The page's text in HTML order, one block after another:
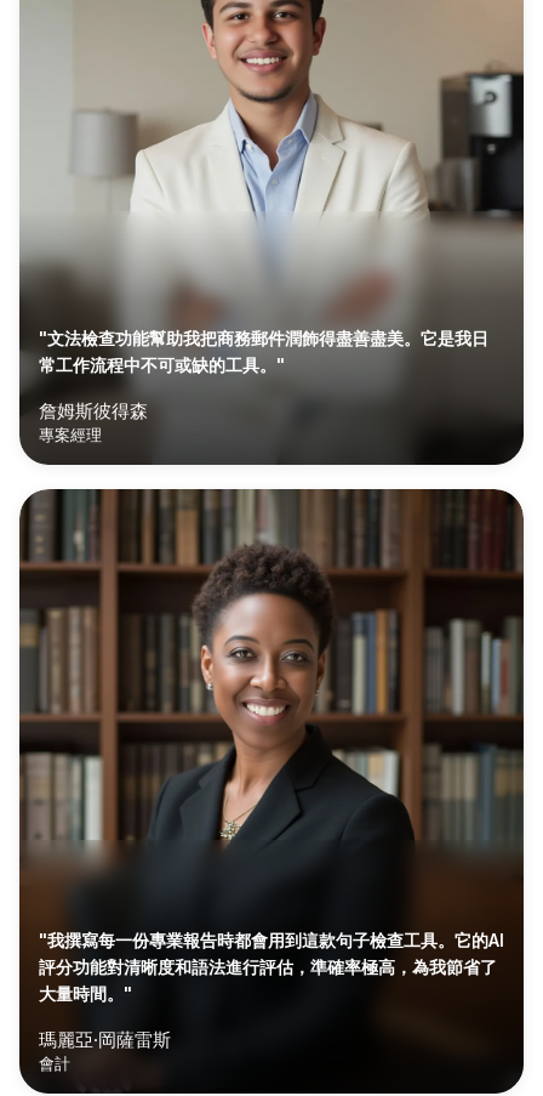
"文法檢查功能幫助我把商務郵件潤飾得盡善盡美。它是我日
常工作流程中不可或缺的工具。"
詹姆斯彼得森
專案經理
"我撰寫每一份專業報告時都會用到這款句子檢查工具。它的AI
評分功能對清晰度和語法進行評估，準確率極高，為我節省了
大量時間。"
瑪麗亞·岡薩雷斯
會計